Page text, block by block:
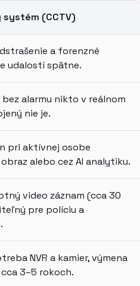
systém (CCTV)
a forenzné
udalostí spätne.
alarmu nikto v reálnom
nie je.
pri aktívnej osobe
alebo cez AI analytiku.
video záznam (cca 30
pre políciu a
NVR a kamier, výmena
3–5 rokoch.